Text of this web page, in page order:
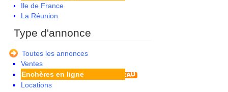
Ile de France
La Réunion
Limousin
Martinique
Mayotte
Midi Pyrenees - Espagne -
Portugal
Type d'annonce
Toutes les annonces
Ventes
Enchères en ligne
Locations